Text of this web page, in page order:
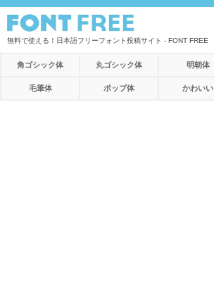
無料で使える！日本語フリーフォント投稿サイト - FONT FREE
角ゴシック体 丸ゴシック体 明朝体
毛筆体 ポップ体 かわいい